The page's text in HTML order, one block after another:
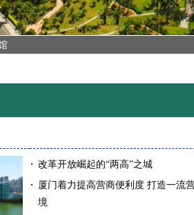
· 改革开放崛起的“两高”之城
· 厦门着力提高营商便利度 打造一流
境